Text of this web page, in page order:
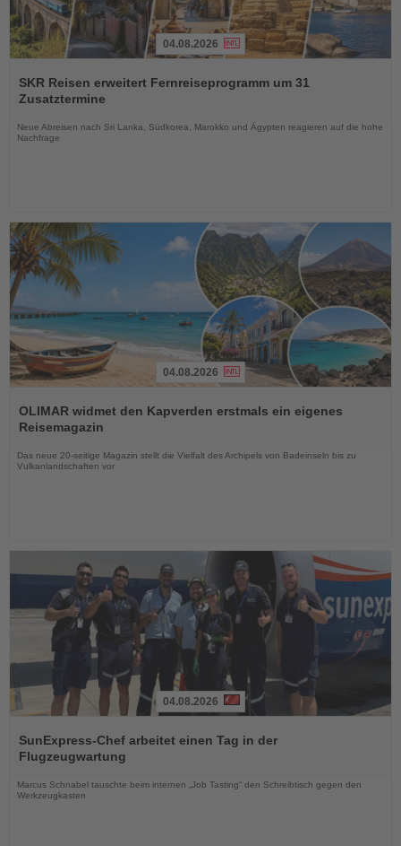
Sie
die
04.08.2026
SKR Reisen erweitert Fernreiseprogramm um 31
Zusatztermine
Neue Abreisen nach Sri Lanka, Südkorea, Marokko und Ägypten reagieren auf die hohe
Nachfrage
Sie
die
Nachrichten
04.08.2026
OLIMAR widmet den Kapverden erstmals ein eigenes
Reisemagazin
Das neue 20-seitige Magazin stellt die Vielfalt des Archipels von Badeinseln bis zu
Vulkanlandschaften vor
Sie
die
Nachrichten
04.08.2026
SunExpress-Chef arbeitet einen Tag in der
Flugzeugwartung
Marcus Schnabel tauschte beim internen „Job Tasting“ den Schreibtisch gegen den
Werkzeugkasten